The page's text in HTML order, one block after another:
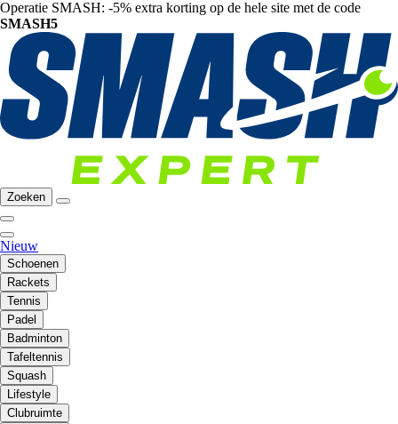
Operatie SMASH: -5% extra korting op de hele site met de code
SMASH5
Zoeken
Nieuw
Schoenen
Rackets
Tennis
Padel
Badminton
Tafeltennis
Squash
Lifestyle
Clubruimte